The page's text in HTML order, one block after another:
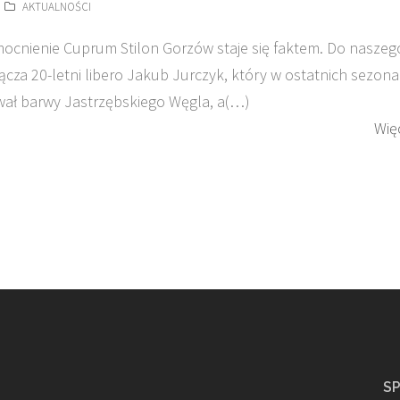
AKTUALNOŚCI
Cuprum Stilon Gorzów staje się faktem. Do
20-letni libero Jakub Jurczyk, który w ostatnich
barwy Jastrzębskiego Węgla, a(…)